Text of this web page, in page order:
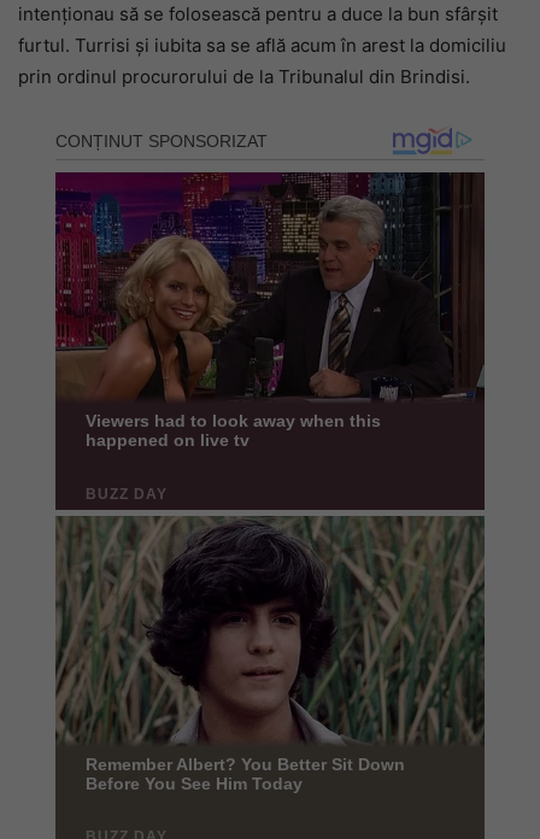
intenționau să se folosească pentru a duce la bun sfârșit
furtul. Turrisi și iubita sa se află acum în arest la domiciliu
prin ordinul procurorului de la Tribunalul din Brindisi.